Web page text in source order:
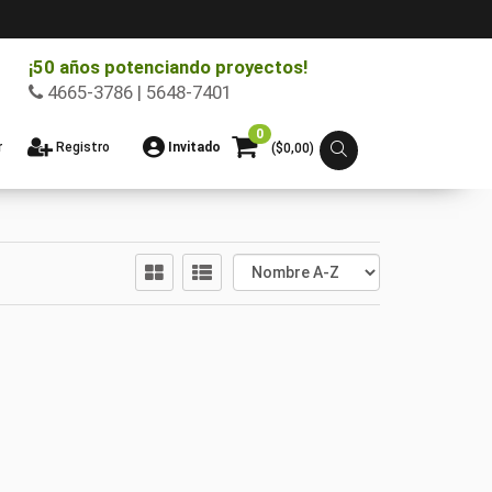
Invitado
Registro
0
($0,00)
¡50 años potenciando proyectos!
4665-3786 | 5648-7401